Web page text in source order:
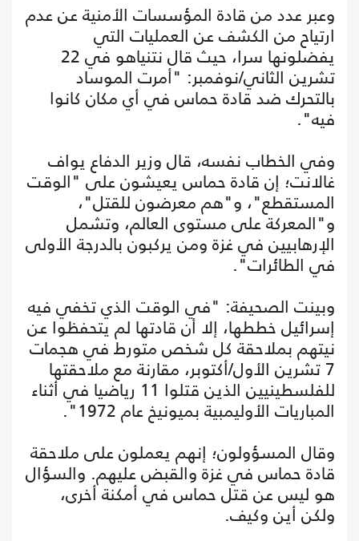
وعبر عدد من قادة المؤسسات الأمنية عن عدم
ارتياح من الكشف عن العمليات التي
يفضلونها سرا، حيث قال نتنياهو في 22
تشرين الثاني/نوفمبر: "أمرت الموساد
بالتحرك ضد قادة حماس في أي مكان كانوا
فيه".
وفي الخطاب نفسه، قال وزير الدفاع يواف
غالانت؛ إن قادة حماس يعيشون على "الوقت
المستقطع"، و"هم معرضون للقتل"،
و"المعركة على مستوى العالم، وتشمل
الإرهابيين في غزة ومن يركبون بالدرجة الأولى
في الطائرات".
وبينت الصحيفة: "في الوقت الذي تخفي فيه
إسرائيل خططها، إلا أن قادتها لم يتحفظوا عن
نيتهم بملاحقة كل شخص متورط في هجمات
7 تشرين الأول/أكتوبر، مقارنة مع ملاحقتها
للفلسطينيين الذين قتلوا 11 رياضيا في أثناء
المباريات الأوليمبية بميونيخ عام 1972".
وقال المسؤولون؛ إنهم يعملون على ملاحقة
قادة حماس في غزة والقبض عليهم. والسؤال
هو ليس عن قتل حماس في أمكنة أخرى،
ولكن أين وكيف.